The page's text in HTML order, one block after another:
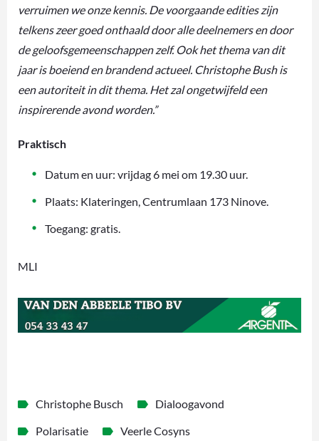
verruimen we onze kennis. De voorgaande edities zijn
telkens zeer goed onthaald door alle deelnemers en door
de geloofsgemeenschappen zelf. Ook het thema van dit
jaar is boeiend en brandend actueel. Christophe Bush is
een autoriteit in dit thema. Het zal ongetwijfeld een
inspirerende avond worden.”
Praktisch
Datum en uur: vrijdag 6 mei om 19.30 uur.
Plaats: Klateringen, Centrumlaan 173 Ninove.
Toegang: gratis.
MLI
Christophe Busch
Dialoogavond
Polarisatie
Veerle Cosyns